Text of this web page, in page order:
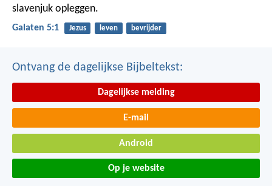
slavenjuk opleggen.
Galaten 5:1 Jezus leven bevrijder
Ontvang de dagelijkse Bijbeltekst:
Dagelijkse melding
E-mail
Android
Op je website